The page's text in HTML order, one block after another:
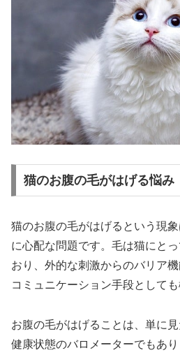
猫のお腹の毛がはげる悩み
猫のお腹の毛がはげるという現
に心配な問題です。毛は猫にと
おり、外的な刺激からのバリア
コミュニケーション手段としても
お腹の毛がはげることは、単に
健康状態のバロメーターでもあ